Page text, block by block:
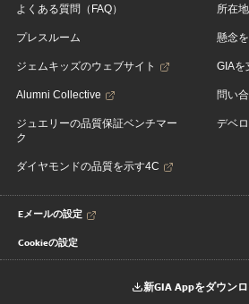
よくある質問（FAQ）
プレスルーム
ジェムキッズのウェブサイト
Alumni Collective
ジュエリーの品質保証ベンチマー
ク
ダイヤモンドの品質を示す4C
所在地
懸念
GIAを
問い
デベ
Eメールの設定
Cookieの設定
新GIA Appをダウン